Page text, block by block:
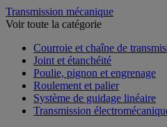
Transmission mécanique
Voir toute la catégorie
Courroie et chaîne de
Joint et étanchéité
Poulie, pignon et engrenage
Roulement et palier
Système de guidage linéaire
Transmission